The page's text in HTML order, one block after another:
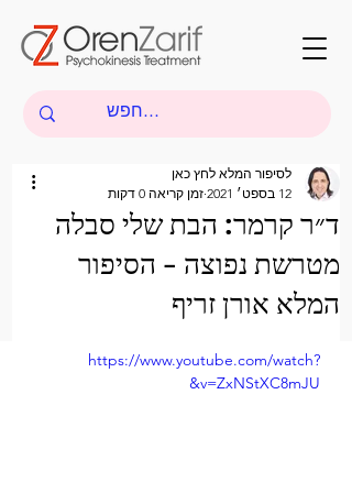
ד״ר קרמר: הבת שלי סבלה
מטרשת נפוצה - הסיפור
המלא אורן זריף
לסיפור המלא לחץ כאן
12 בספט׳ 2021
זמן קריאה 0 דקות
https://www.youtube.com/watch?
v=ZxNStXC8mJU&